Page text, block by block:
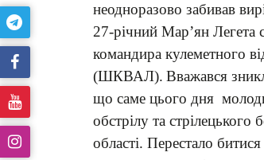
неодноразово забивав
27-річний Мар’ян Легета
командира кулеметного
(ШКВАЛ). Вважався
що саме цього дня
обстрілу та
області. Перестало